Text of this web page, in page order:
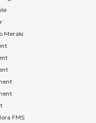
Meraki
FMS